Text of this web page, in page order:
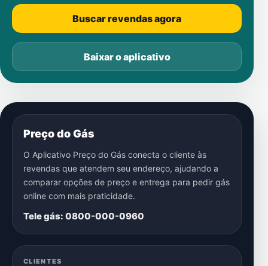
Buscar revendas agora
Baixar o aplicativo
Preço do Gás
O Aplicativo Preço do Gás conecta o cliente às
revendas que atendem seu endereço, ajudando a
comparar opções de preço e entrega para pedir gás
online com mais praticidade.
Tele gás: 0800-000-0960
CLIENTES